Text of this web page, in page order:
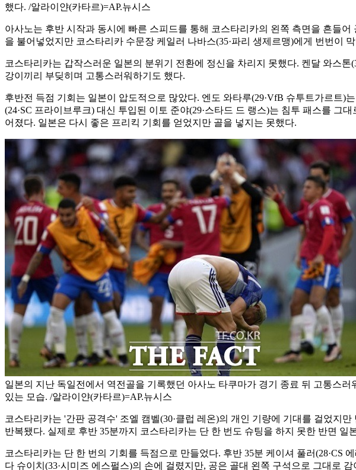
했다. /알라이얀(카타르)=AP.뉴시스
아사노는 후반 시작과 동시에 빠른 스피드를 통해 코스타리카의 왼쪽 측면을 흔들
을 불어넣었지만 코스타리카 수문장 케일러 나바스(35·파리 생제르맹)에게 번번이
코스타리카는 갑작스러운 일본의 분위기 전환에 정신을 차리지 못했다. 켄달 와스
강이끼리 부딪히며 고통스러워하기도 했다.
후반전 득점 기회는 일본이 압도적으로 많았다. 엔도 와타루(29·VfB 슈투트가르트
(24·SC 프라이브루크) 대신 투입된 이토 준야(29·스타드 드 랭스)는 침투 패스를
어졌다. 일본은 다시 좋은 프리킥 기회를 얻었지만 골을 넣지는 못했다.
일본의 지난 독일전에서 역전골을 기록했던 아사노 타쿠마가 경기 종료 뒤 고통스러
있는 모습. /알라이얀(카타르)=AP.뉴시스
코스타리카는 '간판 공격수' 조엘 캠벨(30·클럽 레온)의 개인 기량에 기대를 걸었지
반복됐다. 실제로 후반 35분까지 코스타리카는 단 한 번도 슈팅을 하지 못한 반면 일
코스타리카는 단 한 번의 기회를 득점으로 만들었다. 후반 35분 케이셔 풀러(28·CS
다 슈이치(33·시미즈 에스펄스)의 손에 걸렸지만, 공은 골대 왼쪽 구석으로 그대로